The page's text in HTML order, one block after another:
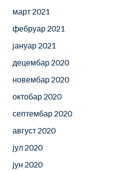
март 2021
фебруар 2021
јануар 2021
децембар 2020
новембар 2020
октобар 2020
септембар 2020
август 2020
јул 2020
јун 2020